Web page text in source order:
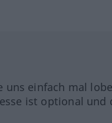
uns einfach mal
ist optional und